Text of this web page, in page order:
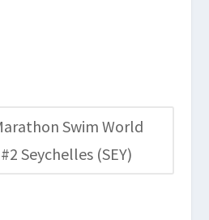
Swim World
Seychelles (SEY)